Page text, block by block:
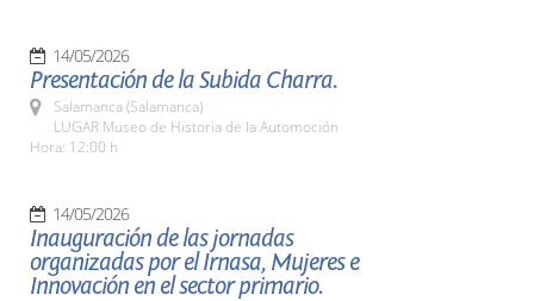
14/05/2026
Presentación de la Subida Charra.
Salamanca (Salamanca)
LUGAR Museo de Historia de la Automoción
Hora: 12:00 h
14/05/2026
Inauguración de las jornadas
organizadas por el Irnasa, Mujeres e
Innovación en el sector primario.